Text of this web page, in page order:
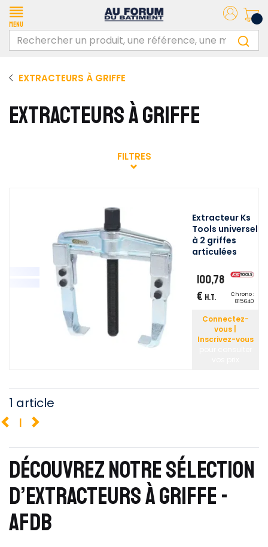
Menu
EXTRACTEURS À GRIFFE
EXTRACTEURS À GRIFFE
FILTRES
Extracteur Ks
Tools universel
à 2 griffes
articulées
100,78
€ H.T.
Chrono :
815640
Connectez-
vous |
Inscrivez-vous
1 article
1
DÉCOUVREZ NOTRE SÉLECTION
D’EXTRACTEURS À GRIFFE -
AFDB